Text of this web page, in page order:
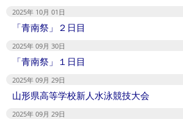
2025年 10月 01日
「青南祭」２日目
2025年 09月 30日
「青南祭」１日目
2025年 09月 29日
山形県高等学校新人水泳競技大会
2025年 09月 29日